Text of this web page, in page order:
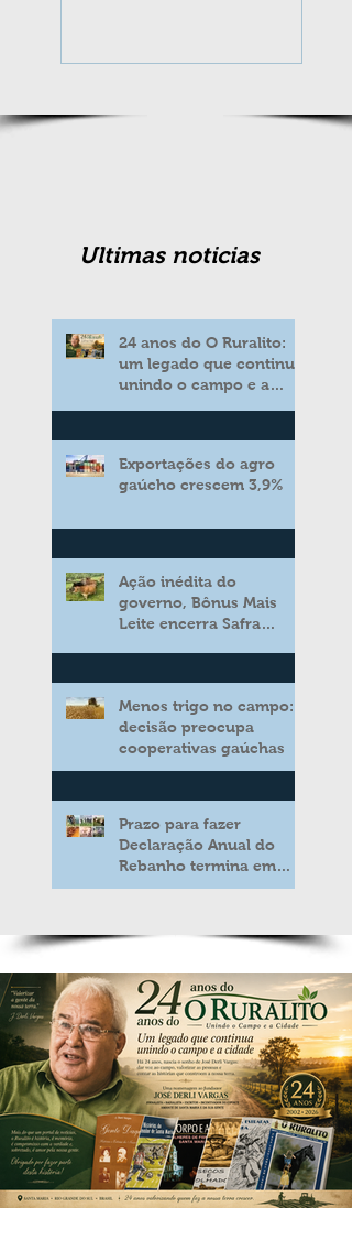
Ultimas noticias
24 anos do O Ruralito:
um legado que continua
unindo o campo e a
Exportações do agro
gaúcho crescem 3,9%
Ação inédita do
governo, Bônus Mais
Leite encerra Safra
aos produtores de leite
Menos trigo no campo:
decisão preocupa
cooperativas gaúchas
Prazo para fazer
Declaração Anual do
Rebanho termina em
duas semanas